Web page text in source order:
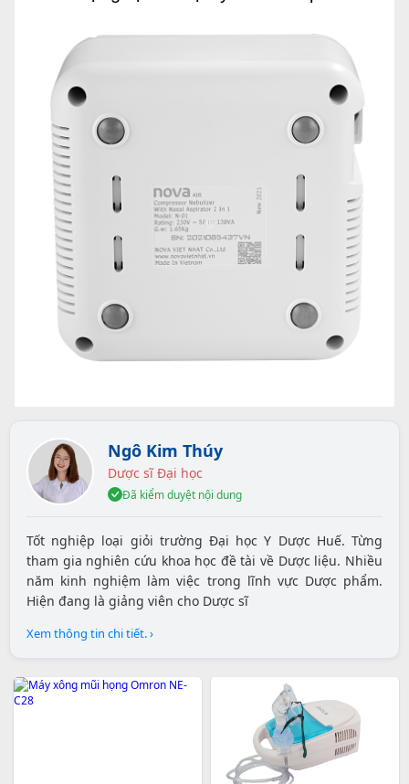
Ngô Kim Thúy
Dược sĩ Đại học
Đã kiểm duyệt nội dung
Tốt nghiệp loại giỏi trường Đại học Y Dược Huế. Từng
tham gia nghiên cứu khoa học đề tài về Dược liệu. Nhiều
năm kinh nghiệm làm việc trong lĩnh vực Dược phẩm.
Hiện đang là giảng viên cho Dược sĩ
Xem thông tin chi tiết. ›